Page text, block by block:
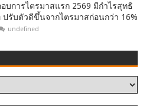
อบการไตรมาสแรก 2569 มีกำไรสุทธิ
ปรับตัวดีขึ้นจากไตรมาสก่อนกว่า 16%
undefined